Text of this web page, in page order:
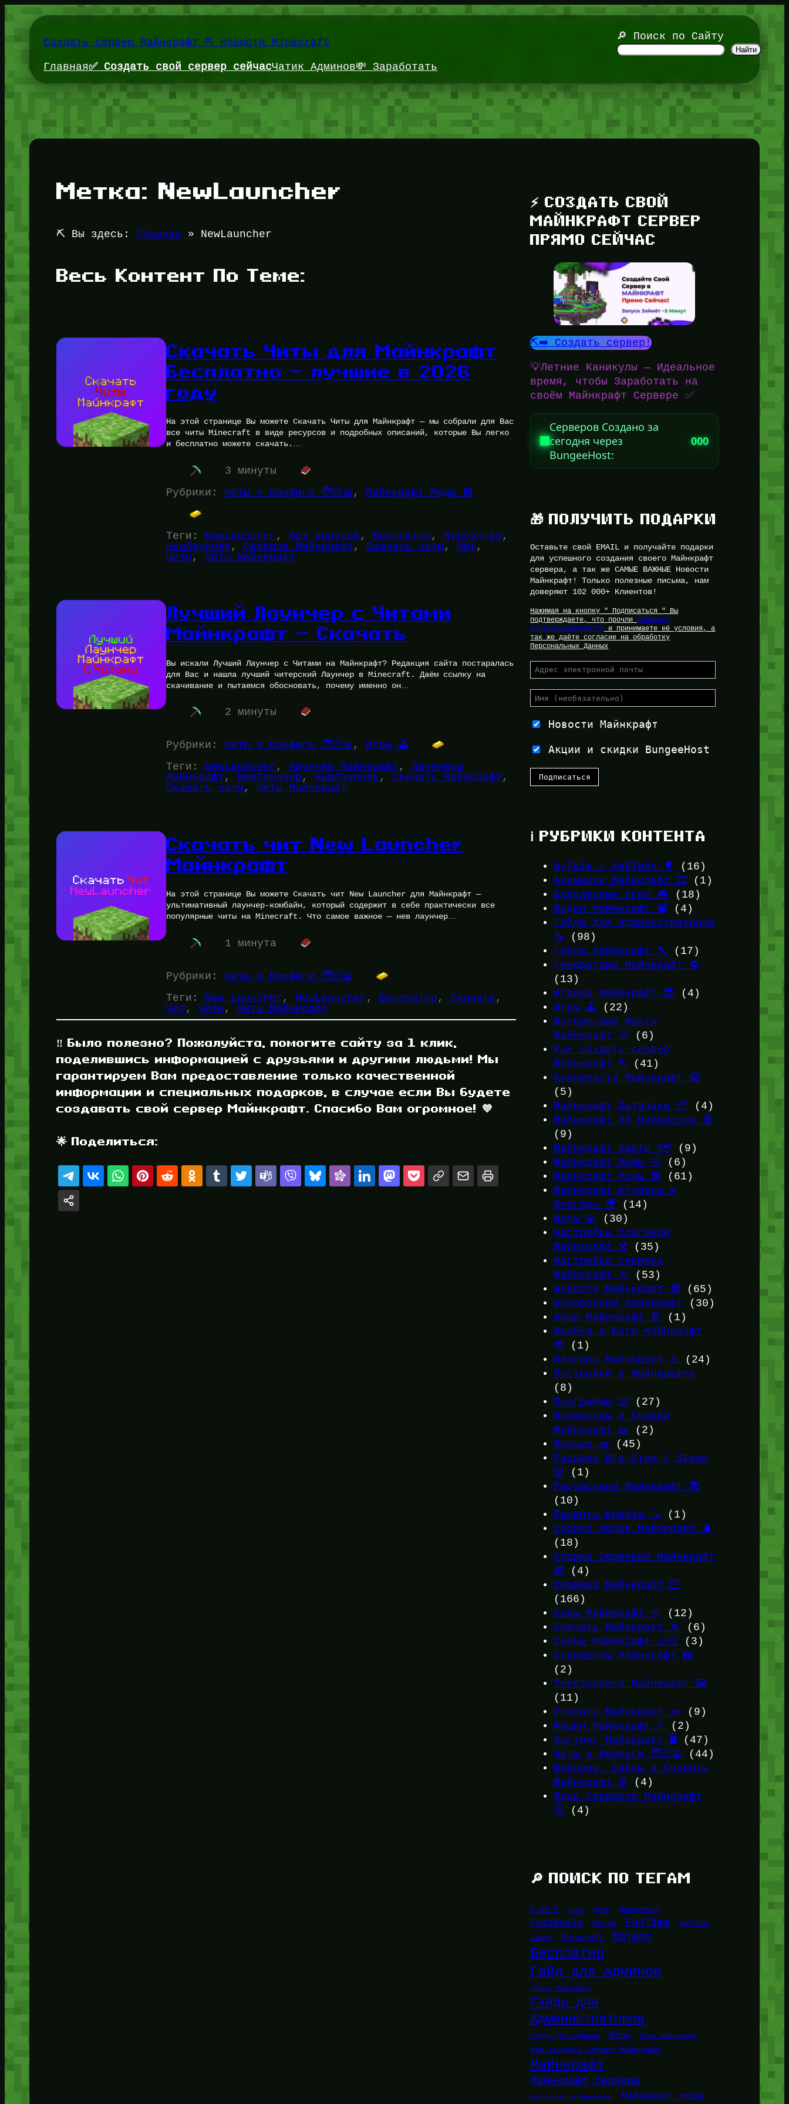
содержимомуСоздать сервер Майнкрафт ⛏️ Новости Minecraft
🔎 Поиск по Сайту
Найти
Главная✅ Создать свой сервер сейчасЧатик Админов💸 Заработать
Метка:NewLauncher
⛏️ Вы здесь: Главная » NewLauncher
Весь Контент По Теме:
Скачать Читы для Майнкрафт
Бесплатно — лучшие в 2026
году
На этой странице Вы можете Скачать Читы для Майнкрафт — мы собрали для Вас
все читы Minecraft в виде ресурсов и подробных описаний, которые Вы легко
и бесплатно можете скачать.…
3 минуты
Рубрики: Читы и Конфиги 🧑🏻‍💻 , Майнкрафт Моды 🟩
Теги: NewLauncher , без вирусов , Бесплатно , Нурсултан
НьюЛаунчер , Сервера Майнкрафт , Скачать читы , Чит
Читы , Читы Майнкрафт
Лучший Лаунчер с Читами
Майнкрафт — Скачать
Вы искали Лучший Лаунчер с Читами на Майнкрафт? Редакция сайта постаралась
для Вас и нашла лучший читерский Лаунчер в Minecraft. Даём ссылку на
скачивание и пытаемся обосновать, почему именно он…
2 минуты
Рубрики: Читы и Конфиги 🧑🏻‍💻 , Игры 🕹️
Теги: NewLauncher , Лаунчер Майнкрафт , Лаунчеры
Майнкрафт , НевЛаунчер , НьюЛаунчер , Скачать Майнкрафт
Скачать читы , Читы Майнкрафт
Скачать чит New Launcher
Майнкрафт
На этой странице Вы можете Скачать чит New Launcher для Майнкрафт —
ультимативный лаунчер-комбайн, который содержит в себе практически все
популярные читы на Minecraft. Что самое важное — нев лаунчер…
1 минута
Рубрики: Читы и Конфиги 🧑🏻‍💻
Теги: New Launcher , NewLauncher , Бесплатно , Скачать
Чит , Читы , Читы Майнкрафт
‼️ Было полезно? Пожалуйста, помогите сайту за 1 клик,
поделившись информацией с друзьями и другими людьми! Мы
гарантируем Вам предоставление только качественной
информации и специальных подарков, в случае если Вы будете
создавать свой сервер Майнкрафт. Спасибо Вам огромное! 💜
🌟 Поделиться:
⚡ СОЗДАТЬ СВОЙ
МАЙНКРАФТ СЕРВЕР
ПРЯМО СЕЙЧАС
⛏️➡️ Создать сервер!
💡Летние Каникулы — Идеальное
время, чтобы Заработать на
своём Майнкрафт Сервере ✅
Серверов Создано за
сегодня через
BungeeHost:
000
🎁 ПОЛУЧИТЬ ПОДАРКИ
Оставьте свой EMAIL и получайте подарки
для успешного создания своего Майнкрафт
сервера, а так же САМЫЕ ВАЖНЫЕ Новости
Майнкрафт! Только полезные письма, нам
доверяют 102 000+ Клиентов!
Нажимая на кнопку " Подписаться " Вы
подтверждаете, что прочли Политику
Конфиденциальности и принимаете её условия, а
так же даёте согласие на обработку
Персональных Данных
Новости Майнкрафт
Акции и скидки BungeeHost
ℹ️ РУБРИКИ КОНТЕНТА
HyTale / ХайТейл 🌳
(16)
Анимации Майнкрафт 🎞️ (1)
Браузерные Игры 🎮 (18)
Видео Майнкрафт 📽️ (4)
Гайды для администраторов
🔧
(98)
Гайды Майнкрафт 🔨
(17)
Генераторы Майнкрафт 🔁
(13)
Игроки Майнкрафт 😎 (4)
Игры 🕹️ (22)
Интересные Факты
Майнкрафт 💡 (6)
Как создать сервер
Майнкрафт ⛏️ (41)
Крипипаста Майнкрафт 😱
(5)
Майнкрафт Датапаки 📦 (4)
Майнкрафт ИИ Нейросети 🤖
(9)
Майнкрафт Карты 🗺️ (9)
Майнкрафт Мемы 🤣 (6)
Майнкрафт Моды 🟩
(61)
Майнкрафт Ютуберы и
Блогеры 🎥
(14)
Моды 💫
(30)
Настройка плагинов
Майнкрафт ⚒️ (35)
Настройка сервера
Майнкрафт 🔦 (53)
Новости Майнкрафт 🔴 (65)
Обновления Майнкрафт (30)
Обои Майнкрафт 📔
(1)
Ошибки и Баги Майнкрафт
🐞 (1)
Плагины Майнкрафт ♨️ (24)
Постройки в Майнкрафте
(8)
Программы ⌨️
(27)
Промокоды и Скидки
Майнкрафт 🎫
(2)
Прочее 🧱 (45)
Раздачи Игр Стим / Steam
🎲 (1)
Ресурспаки Майнкрафт 📚
(10)
Рецепты Крафта 🪚 (1)
Сборки Модов Майнкрафт 🧳
(18)
Сборки Серверов Майнкрафт
🎁 (4)
Сервера Майнкрафт 🛜
(166)
Сиды Майнкрафт 🌱
(12)
Скачать Майнкрафт 🔽
(6)
Скины Майнкрафт 🤹🏻
(3)
Скриншоты Майнкрафт 📸
(2)
Текстурпаки Майнкрафт 🖼️
(11)
Утилиты Майнкрафт ✂️ (9)
Фишки Майнкрафт ⭐ (2)
Хостинг Майнкрафт 🖥️
(47)
Читы и Конфиги 🧑🏻‍💻 (44)
Шаблоны, Сайты и Скрипты
Майнкрафт ⚙️ (4)
Ядра Серверов Майнкрафт
🚰 (4)
🔎 ПОИСК ПО ТЕГАМ
1.16.5 1.21 2026 BungeeHost
FateRealm Forge FunTime HyTale
Java Minecraft Mojang
Бесплатно
Гайд для Админов
Гайды Майнкрафт
Гайды для
Администраторов
Гайды для админов Игры Игры Майнкрафт
Как создать сервер Майнкрафт
Майнкрафт
Майнкрафт Сервера
Майнкрафт в браузере Майнкрафт моды